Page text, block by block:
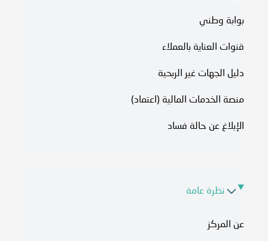
بوابة وطني
قنوات العناية بالعملاء
دليل الجهات غير الربحية
منصة الخدمات المالية (اعتماد)
الإبلاغ عن حالة فساد
نظرة عامة
عن المركز